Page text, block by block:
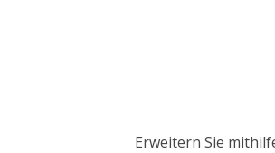
Erweitern Sie